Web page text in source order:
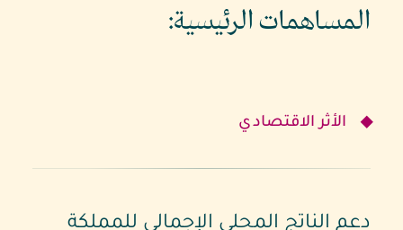
المساهماتالرئيسية:
الأثر الاقتصادي
دعم الناتج المحلي الإجمالي للمملكة